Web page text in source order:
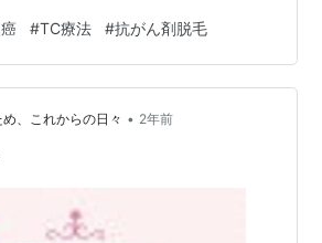
水溝を埋め尽くしました。 【中古】
よ／梓みちよ価格: 1331 円楽天で詳
まった髪の毛はまとめて捨てやすい
ら上がって髪の毛を拭いた時にタオ
つくのがストレスでした。 使い捨て
#TC療法 #抗がん剤脱毛
、これからの日々 • 2年前